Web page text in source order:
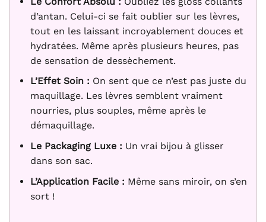
d’antan. Celui-ci se fait oublier sur les lèvres,
tout en les laissant incroyablement douces et
hydratées. Même après plusieurs heures, pas
de sensation de dessèchement.
L’Effet Soin : On sent que ce n’est pas juste du
maquillage. Les lèvres semblent vraiment
nourries, plus souples, même après le
démaquillage.
Le Packaging Luxe : Un vrai bijou à glisser
dans son sac.
L’Application Facile : Même sans miroir, on s’en
sort !